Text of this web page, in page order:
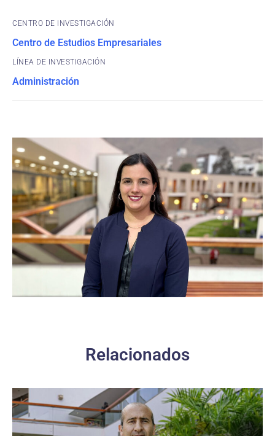
CENTRO DE INVESTIGACIÓN
Centro de Estudios Empresariales
Administración
Relacionados